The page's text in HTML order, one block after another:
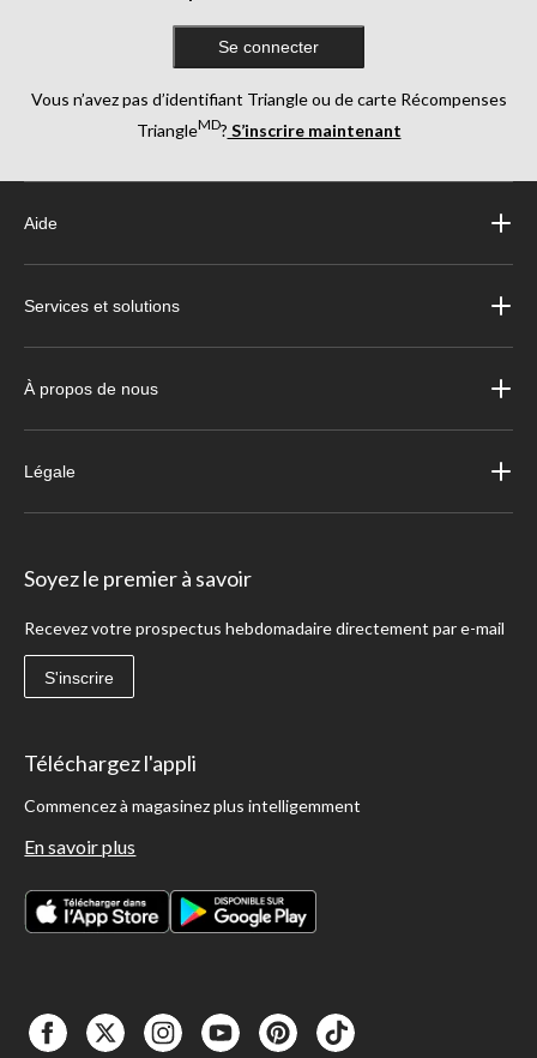
Se connecter
Vous n’avez pas d’identifiant Triangle ou de carte Récompenses
TriangleMD? S’inscrire maintenant
Aide
Services et solutions
À propos de nous
Légale
Soyez le premier à savoir
Recevez votre prospectus hebdomadaire directement par e-mail
S'inscrire
Téléchargez l'appli
Commencez à magasinez plus intelligemment
En savoir plus